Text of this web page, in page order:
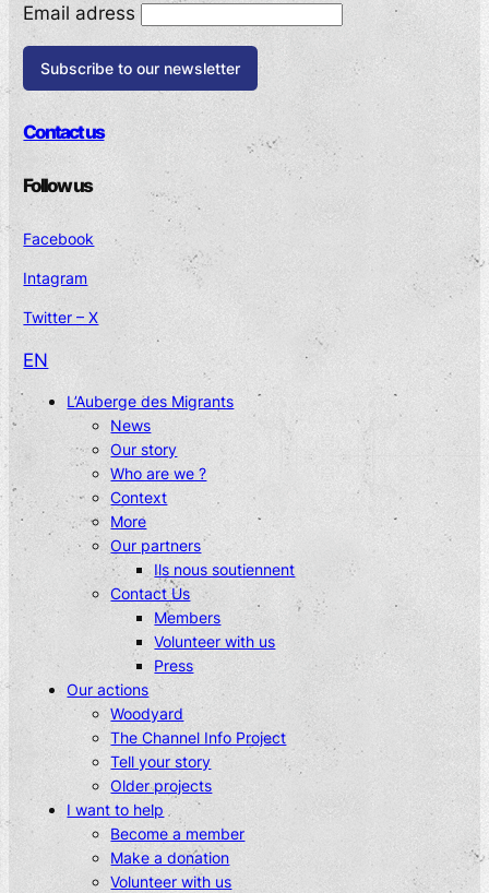
Email adress
Contact us
Follow us
Facebook
Intagram
Twitter – X
EN
L’Auberge des Migrants
News
Our story
Who are we ?
Context
More
Our partners
Ils nous soutiennent
Contact Us
Members
Volunteer with us
Press
Our actions
Woodyard
The Channel Info Project
Tell your story
Older projects
I want to help
Become a member
Make a donation
Volunteer with us